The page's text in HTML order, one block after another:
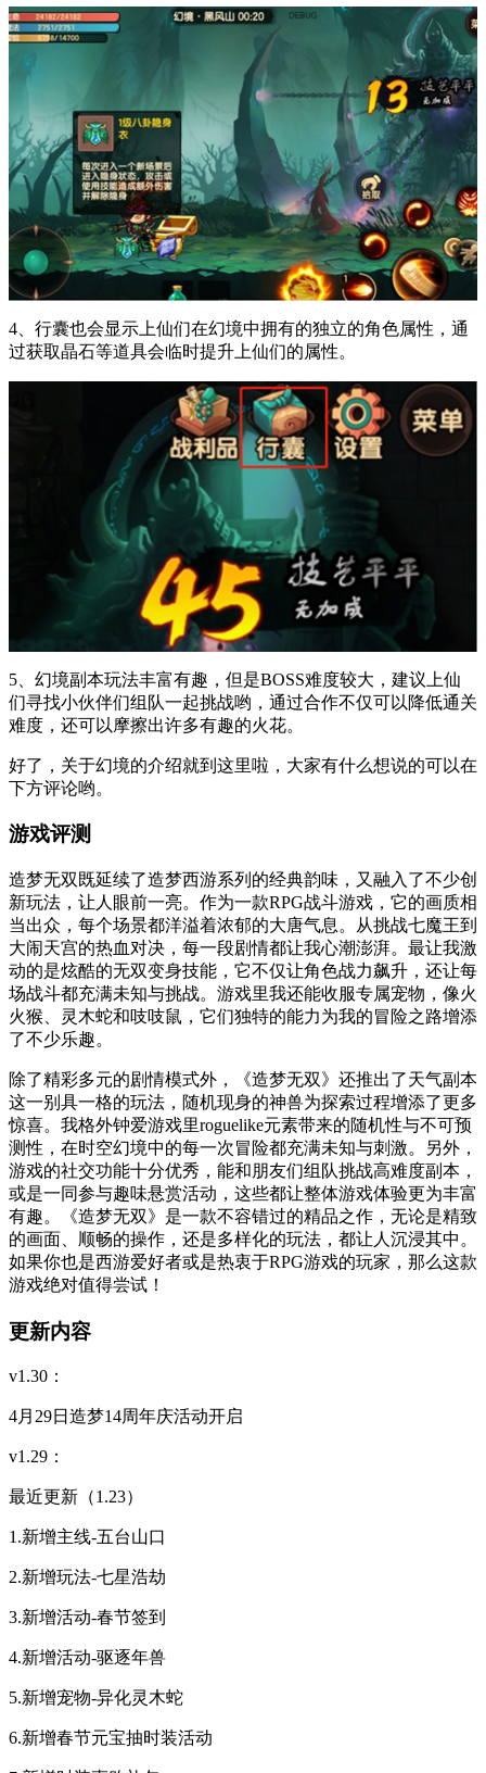
4、行囊也会显示上仙们在幻境中拥有的独立的角色属性，通
过获取晶石等道具会临时提升上仙们的属性。
5、幻境副本玩法丰富有趣，但是BOSS难度较大，建议上仙
们寻找小伙伴们组队一起挑战哟，通过合作不仅可以降低通关
难度，还可以摩擦出许多有趣的火花。
好了，关于幻境的介绍就到这里啦，大家有什么想说的可以在
下方评论哟。
游戏评测
造梦无双既延续了造梦西游系列的经典韵味，又融入了不少创
新玩法，让人眼前一亮。作为一款RPG战斗游戏，它的画质相
当出众，每个场景都洋溢着浓郁的大唐气息。从挑战七魔王到
大闹天宫的热血对决，每一段剧情都让我心潮澎湃。最让我激
动的是炫酷的无双变身技能，它不仅让角色战力飙升，还让每
场战斗都充满未知与挑战。游戏里我还能收服专属宠物，像火
火猴、灵木蛇和吱吱鼠，它们独特的能力为我的冒险之路增添
了不少乐趣。
除了精彩多元的剧情模式外，《造梦无双》还推出了天气副本
这一别具一格的玩法，随机现身的神兽为探索过程增添了更多
惊喜。我格外钟爱游戏里roguelike元素带来的随机性与不可预
测性，在时空幻境中的每一次冒险都充满未知与刺激。另外，
游戏的社交功能十分优秀，能和朋友们组队挑战高难度副本，
或是一同参与趣味悬赏活动，这些都让整体游戏体验更为丰富
有趣。《造梦无双》是一款不容错过的精品之作，无论是精致
的画面、顺畅的操作，还是多样化的玩法，都让人沉浸其中。
如果你也是西游爱好者或是热衷于RPG游戏的玩家，那么这款
游戏绝对值得尝试！
更新内容
v1.30：
4月29日造梦14周年庆活动开启
v1.29：
最近更新（1.23）
1.新增主线-五台山口
2.新增玩法-七星浩劫
3.新增活动-春节签到
4.新增活动-驱逐年兽
5.新增宠物-异化灵木蛇
6.新增春节元宝抽时装活动